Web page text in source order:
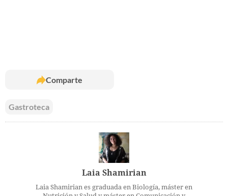
Comparte
Gastroteca
Laia Shamirian
Laia Shamirian es graduada en Biología, máster en